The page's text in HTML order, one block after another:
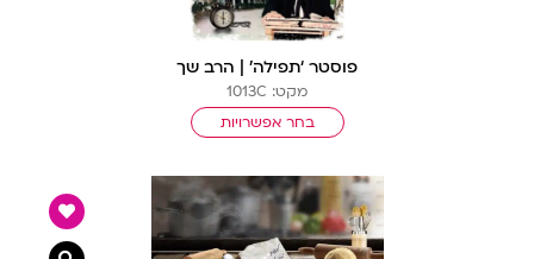
פוסטר ‘תפילה’ | הרב שך
מקט: 1013C
בחר אפשרויות